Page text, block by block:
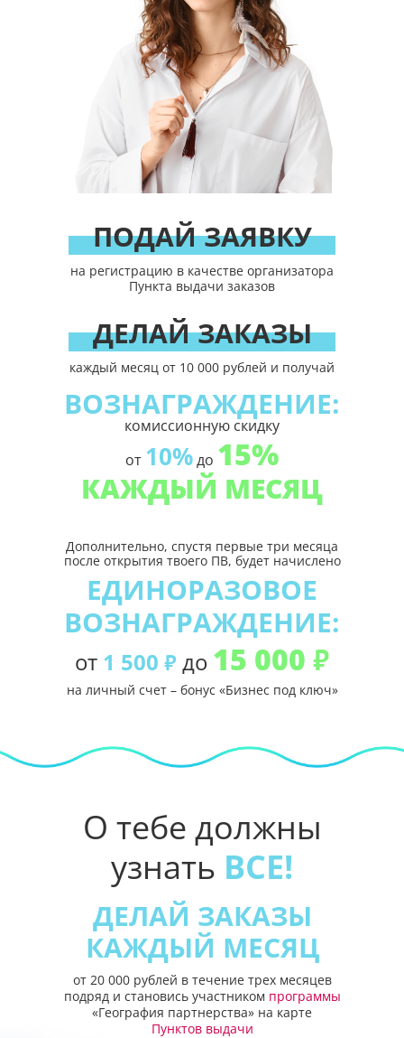
ПОДАЙ ЗАЯВКУ
на регистрацию в качестве организатора
Пункта выдачи заказов
ДЕЛАЙ ЗАКАЗЫ
каждый месяц от 10 000 рублей и получай
ВОЗНАГРАЖДЕНИЕ:
комиссионную скидку
от 10%до 15%
КАЖДЫЙ МЕСЯЦ
Дополнительно, спустя первые три месяца
после открытия твоего ПВ, будет начислено
ЕДИНОРАЗОВОЕ
ВОЗНАГРАЖДЕНИЕ:
от 1 500 ₽ до 15 000 ₽
на личный счет – бонус «Бизнес под ключ»
О тебе должны
узнать ВСЕ!
ДЕЛАЙ ЗАКАЗЫ
КАЖДЫЙ МЕСЯЦ
от 20 000 рублей в течение трех месяцев
подряд и становись участником программы
«География партнерства» на карте
Пунктов выдачи